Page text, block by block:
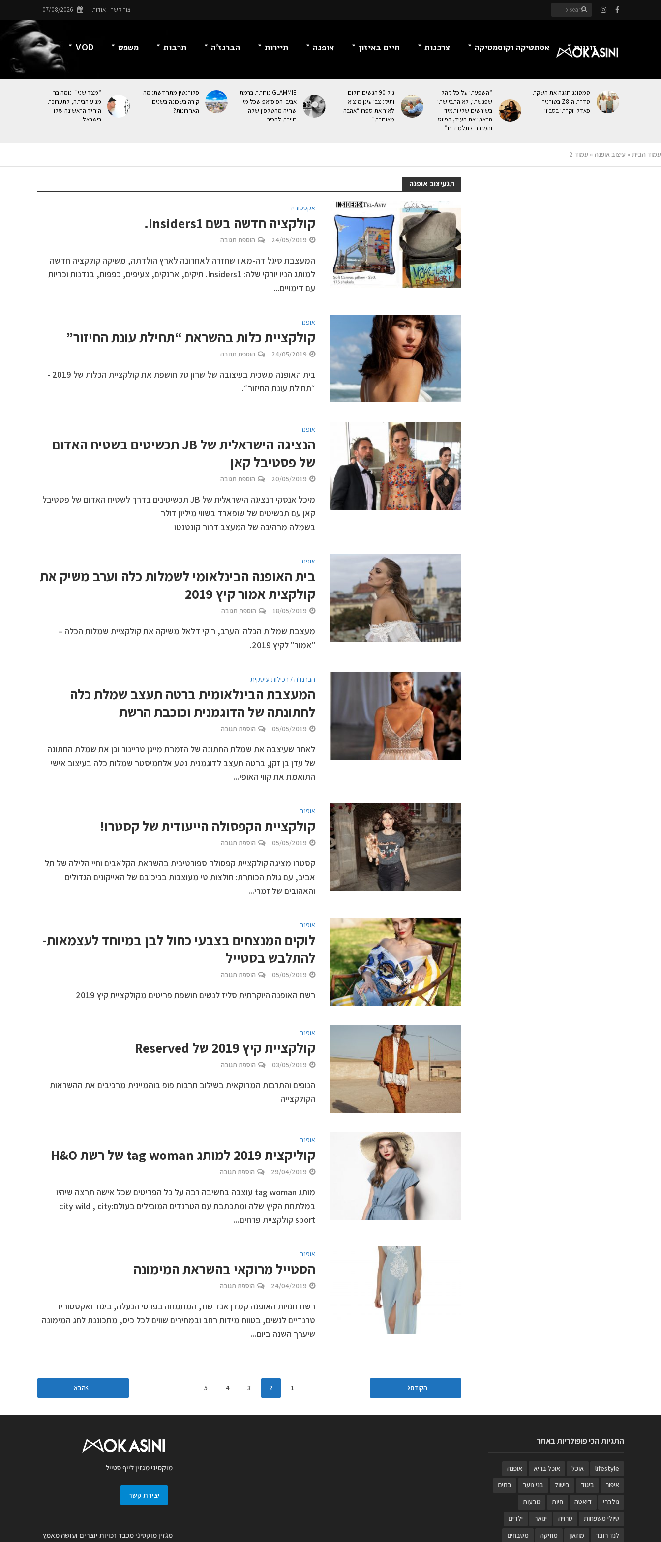
צור קשר אודות 07/08/2026
זוגיות אסתטיקה וקוסמטיקה צרכנות חיים באיזון אופנה תיירות הברנז’ה תרבות משפט VOD
סמסונג חגגה את השקת
סדרת ה-Z8 בטורניר
פאדל יוקרתי בסביון
“השפעתי על כל קהל
שפגשתי, לא התביישתי
בשורשים שלי ותמיד
הבאתי את העוּד, הפיוט
והמזרח לתלמידים”
גיל 90 הגשים חלום
ותיק: צבי עינן מוציא
לאור את ספרו “אהבה
מאוחרת”
GLAMMIE נוחתת ברמת
אביב: הפופ־אפ שכל מי
שחיה מהטלפון שלה
חייבת להכיר
פלורנטין מתחדשת: מה
קורה בשכונה בשנים
האחרונות?
“מצד שני”: נומה בר
מגיע הביתה, לתערוכת
היחיד הראשונה שלו
בישראל
עמוד הבית » עיצוב אופנה » עמוד 2
תגעיצוב אופנה
אקססוריז
קולקציה חדשה בשם Insiders1.
24/05/2019 הוספת תגובה
המעצבת סיגל דה-מאיו שחזרה לאחרונה לארץ הולדתה, משיקה קולקציה חדשה
למותג הניו יורקי שלה: Insiders1. תיקים, ארנקים, צעיפים, כפפות, בנדנות וכריות
עם דימויים...
אופנה
קולקציית כלות בהשראת “תחילת עונת החיזור”
24/05/2019 הוספת תגובה
בית האופנה משכית בעיצובה של שרון טל חושפת את קולקציית הכלות של 2019 -
״תחילת עונת החיזור״.
אופנה
הנציגה הישראלית של JB תכשיטים בשטיח האדום
של פסטיבל קאן
20/05/2019 הוספת תגובה
מיכל אנסקי הנציגה הישראלית של JB תכשיטינים בדרך לשטיח האדום של פסטיבל
קאן עם תכשיטים של שופארד בשווי מיליון דולר
בשמלה מרהיבה של המעצב דרור קונטנטו
אופנה
בית האופנה הבינלאומי לשמלות כלה וערב משיק את
קולקצית אמור קיץ 2019
18/05/2019 הוספת תגובה
מעצבת שמלות הכלה והערב, ריקי דלאל משיקה את קולקציית שמלות הכלה –
"אמור" לקיץ 2019.
הברנז'ה / רכילות עיסקית
המעצבת הבינלאומית ברטה תעצב שמלת כלה
לחתונתה של הדוגמנית וכוכבת הרשת
05/05/2019 הוספת תגובה
לאחר שעיצבה את שמלת החתונה של הזמרת מייגן טריינור וכן את שמלת החתונה
של עדן בן זקן, ברטה תעצב לדוגמנית נטע אלחמיסטר שמלות כלה בעיצוב אישי
התואמת את קווי האופי...
אופנה
קולקציית הקפסולה הייעודית של קסטרו!
05/05/2019 הוספת תגובה
קסטרו מציגה קולקציית קפסולה ספורטיבית בהשראת הקלאבים וחיי הלילה של תל
אביב, עם גולת הכותרת: חולצות טי מעוצבות בכיכובם של האייקונים הגדולים
והאהובים של זמרי...
אופנה
לוקים המנצחים בצבעי כחול לבן במיוחד לעצמאות-
להתלבש בסטייל
05/05/2019 הוספת תגובה
רשת האופנה היוקרתית סליז לנשים חושפת פריטים מקולקציית קיץ 2019
אופנה
קולקציית קיץ 2019 של Reserved
03/05/2019 הוספת תגובה
הנופים והתרבות המרוקאית בשילוב תרבות פופ בוהמיינית מרכיבים את ההשראות
הקולקצייה
אופנה
קוליקצית 2019 למותג tag woman של רשת H&O
29/04/2019 הוספת תגובה
מותג tag woman עוצבה בחשיבה רבה על כל הפריטים שכל אישה תרצה שיהיו
במלתחת הקיץ שלה ומתכתבת עם הטרנדים המובילים בעולם:city wild , city
sport קולקציית פרחים...
אופנה
הסטייל מרוקאי בהשראת המימונה
24/04/2019 הוספת תגובה
רשת חנויות האופנה קמדן אנד שוז, המתמחה בפרטי הנעלה, ביגוד ואקססוריז
טרנדיים לנשים, בטווח מידות רחב ובמחירים שווים לכל כיס, מתכוננת לחג המימונה
שיערך השנה ביום...
הקודם 1
2
3
4
5 הבא
מוקסיני מגזין לייף סטייל
יצירת קשר
מגזין מוקסיני מכבד זכויות יוצרים ועושה מאמץ
התגיות הכי פופולריות באתר
lifestyle אוכל אוכל בריא
אופנה
איפור
ביגוד בישול בני נוער
בתים
גולברי
דיאטה חיות
טבעות
טיולי משפחות
טרויה יגואר
ילדים
לנד רובר
מוזאון מוזיקה מטבחים